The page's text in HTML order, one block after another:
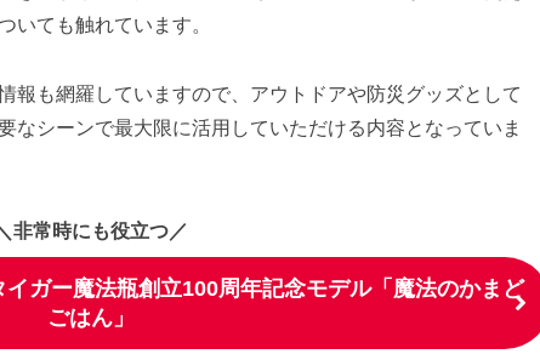
いても触れています。
報も網羅していますので、アウトドアや防災グッズとして
なシーンで最大限に活用していただける内容となっていま
非常時にも役立つ／
ガー魔法瓶創立100周年記念モデル「魔法のかまど
ごはん」